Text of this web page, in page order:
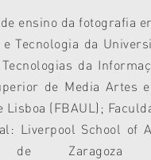
ensino da fotografia
Tecnologia da
da
de Media Artes
Lisboa (FBAUL) ;
Liverpool School of
de Zaragoza